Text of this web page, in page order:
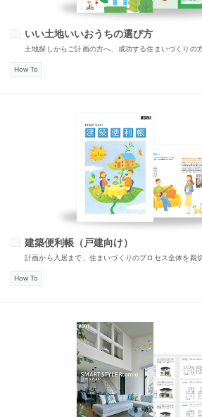
いい土地いいおうちの選び方
土地探しからご計画の方へ、成功する住まいづくりの
How To
建築便利帳（戸建向け）
計画から入居まで、住まいづくりのプロセス全体を親
How To